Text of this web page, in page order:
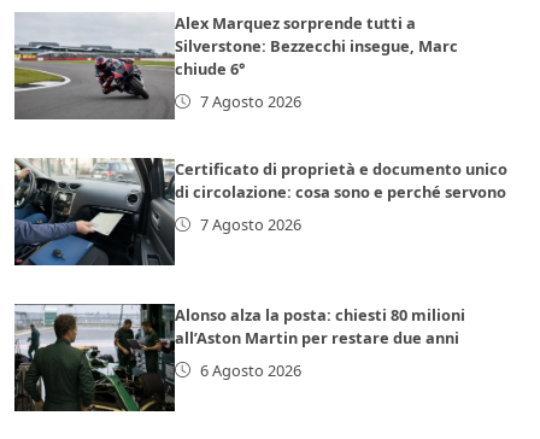
Alex Marquez sorprende tutti a
Silverstone: Bezzecchi insegue, Marc
chiude 6°
7 Agosto 2026
Certificato di proprietà e documento unico
di circolazione: cosa sono e perché servono
7 Agosto 2026
Alonso alza la posta: chiesti 80 milioni
all’Aston Martin per restare due anni
6 Agosto 2026